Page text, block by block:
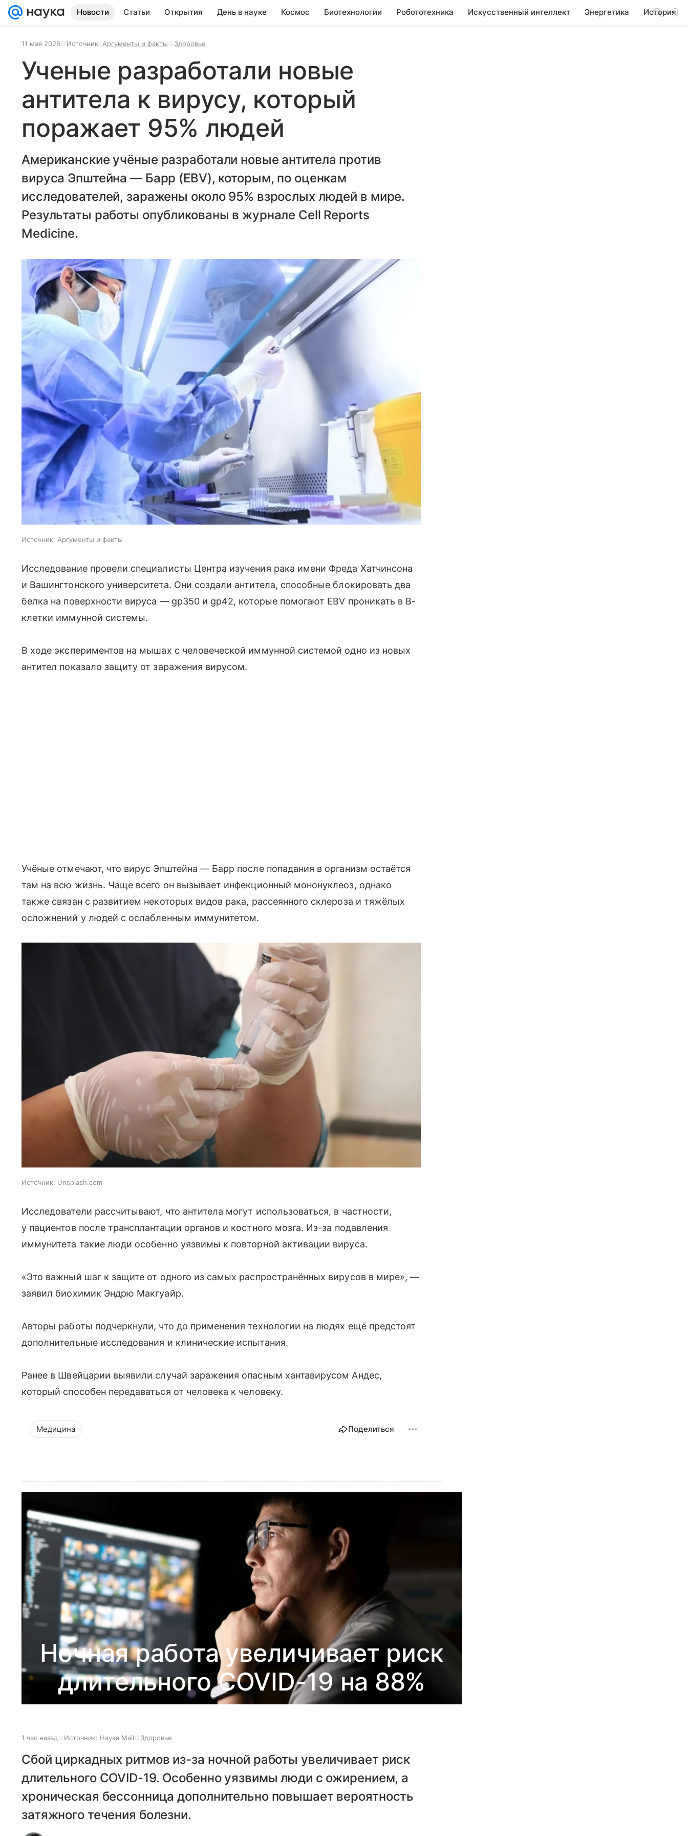
Новости Статьи Открытия День в науке Космос Биотехнологии Робототехника Искусственный интеллект Энергетика История
11 мая 2026 Источник: Аргументы и факты Здоровье
Ученые разработали новые
антитела к вирусу, который
поражает 95% людей
Американские учёные разработали новые антитела против
вируса Эпштейна — Барр (EBV), которым, по оценкам
исследователей, заражены около 95% взрослых людей в мире.
Результаты работы опубликованы в журнале Cell Reports
Medicine.
Источник: Аргументы и факты
Исследование провели специалисты Центра изучения рака имени Фреда Хатчинсона
и Вашингтонского университета. Они создали антитела, способные блокировать два
белка на поверхности вируса — gp350 и gp42, которые помогают EBV проникать в B-
клетки иммунной системы.
В ходе экспериментов на мышах с человеческой иммунной системой одно из новых
антител показало защиту от заражения вирусом.
Учёные отмечают, что вирус Эпштейна — Барр после попадания в организм остаётся
там на всю жизнь. Чаще всего он вызывает инфекционный мононуклеоз, однако
также связан с развитием некоторых видов рака, рассеянного склероза и тяжёлых
осложнений у людей с ослабленным иммунитетом.
Источник: Unsplash.com
Исследователи рассчитывают, что антитела могут использоваться, в частности,
у пациентов после трансплантации органов и костного мозга. Из-за подавления
иммунитета такие люди особенно уязвимы к повторной активации вируса.
«Это важный шаг к защите от одного из самых распространённых вирусов в мире», —
заявил биохимик Эндрю Макгуайр.
Авторы работы подчеркнули, что до применения технологии на людях ещё предстоят
дополнительные исследования и клинические испытания.
Ранее в Швейцарии выявили случай заражения опасным хантавирусом Андес,
который способен передаваться от человека к человеку.
Медицина Поделиться
Ночная работа увеличивает риск
длительного COVID-19 на 88%
1 час назад Источник: Наука Mail Здоровье
Сбой циркадных ритмов из-за ночной работы увеличивает риск
длительного COVID-19. Особенно уязвимы люди с ожирением, а
хроническая бессонница дополнительно повышает вероятность
затяжного течения болезни.